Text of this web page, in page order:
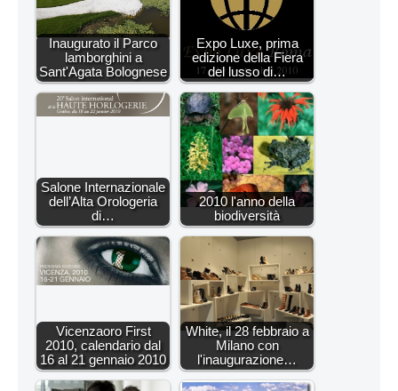
Inaugurato il Parco
lamborghini a
Sant'Agata Bolognese
Expo Luxe, prima
edizione della Fiera
del lusso di…
Salone Internazionale
dell’Alta Orologeria
di…
2010 l'anno della
biodiversità
Vicenzaoro First
2010, calendario dal
16 al 21 gennaio 2010
White, il 28 febbraio a
Milano con
l'inaugurazione…